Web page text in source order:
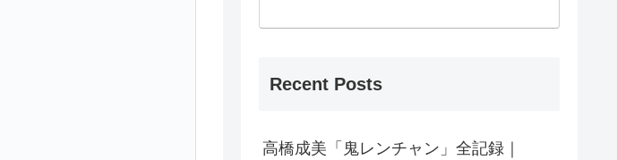
Recent Posts
高橋成美「鬼レンチャン」全記録｜